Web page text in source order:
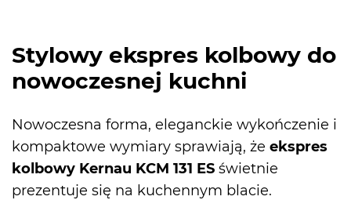
Stylowy ekspres kolbowy do
nowoczesnej kuchni
Nowoczesna forma, eleganckie wykończenie i
kompaktowe wymiary sprawiają, że ekspres
kolbowy Kernau KCM 131 ES świetnie
prezentuje się na kuchennym blacie.